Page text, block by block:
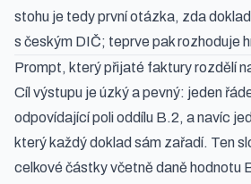
stohu je tedy první otázka, zda
s českým DIČ; teprve pak rozhoduje
Prompt, který přijaté faktury rozdělí
Cíl výstupu je úzký a pevný: jeden
odpovídající poli oddílu B.2, a navíc
který každý doklad sám zařadí. Ten
celkové částky včetně daně hodnotu